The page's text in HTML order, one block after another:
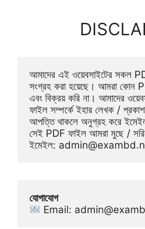
আমাদের এই ওয়েবসাইটের সকল
সংগ্রহ করা হয়েছে। আমরা কোন
এবং বিক্রয় করি না। আমাদের
ফাইল সম্পর্কে ইহার লেখক /
আপত্তি থাকলে অনুগ্রহ করে
সেই PDF ফাইল আমরা মুছে /
ইমেইল:
যোগাযোগ
Email: